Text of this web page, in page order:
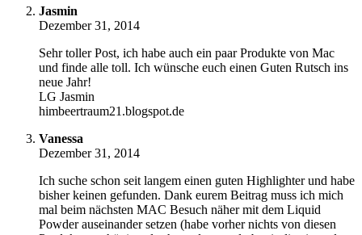
Jasmin
Dezember 31, 2014
Sehr toller Post, ich habe auch ein paar Produkte von Mac
und finde alle toll. Ich wünsche euch einen Guten Rutsch ins
neue Jahr!
LG Jasmin
himbeertraum21.blogspot.de
Vanessa
Dezember 31, 2014
Ich suche schon seit langem einen guten Highlighter und habe
bisher keinen gefunden. Dank eurem Beitrag muss ich mich
mal beim nächsten MAC Besuch näher mit dem Liquid
Powder auseinander setzen (habe vorher nichts von diesen